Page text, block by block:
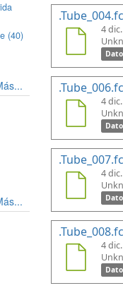
(40)
4
4
4
4